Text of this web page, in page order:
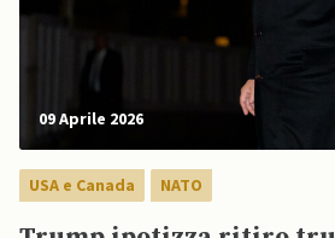
09 Aprile 2026
USA e Canada NATO